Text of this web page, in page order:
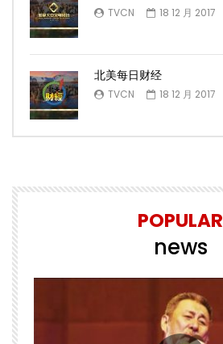
TVCN 18 12 月 2017
北美每日财经
TVCN 18 12 月 2017
POPULAR
news